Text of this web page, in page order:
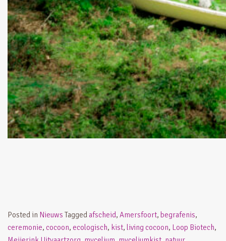
Posted in Nieuws Taggedafscheid, Amersfoort, begrafenis,
ceremonie, cocoon, ecologisch, kist, living cocoon, Loop Biotech,